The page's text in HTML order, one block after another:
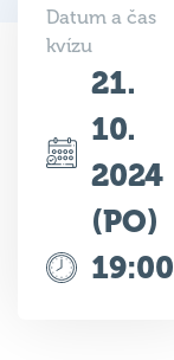
Datum a čas
kvízu
21.
10.
2024
(PO)
19:00